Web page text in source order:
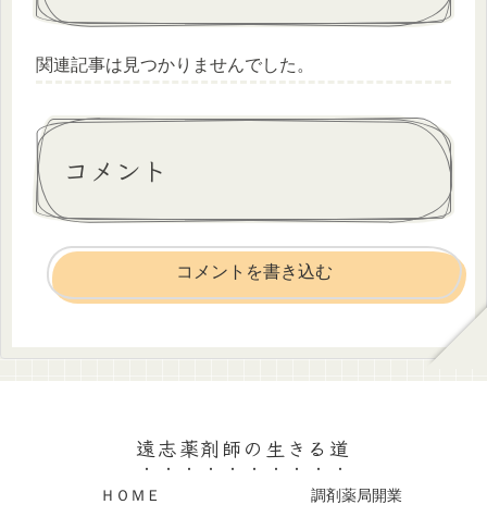
関連記事は見つかりませんでした。
コメント
コメントを書き込む
遠志薬剤師の生きる道
ＨＯＭＥ 調剤薬局開業